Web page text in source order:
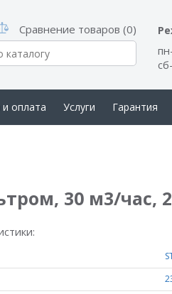
Сравнение товаров (0)
оплата Услуги Гарантия
30 м3/час,